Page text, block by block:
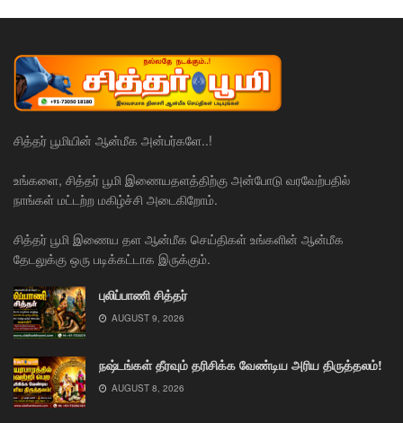
சித்தர் பூமியின் ஆன்மீக அன்பர்களே..!
உங்களை, சித்தர் பூமி இணையதளத்திற்கு அன்போடு வரவேற்பதில்
நாங்கள் மட்டற்ற மகிழ்ச்சி அடைகிறோம்.
சித்தர் பூமி இணைய தள ஆன்மீக செய்திகள் உங்களின் ஆன்மீக
தேடலுக்கு ஒரு படிக்கட்டாக இருக்கும்.
புலிப்பாணி சித்தர்
AUGUST 9, 2026
நஷ்டங்கள் தீரவும் தரிசிக்க வேண்டிய அரிய திருத்தலம்!
AUGUST 8, 2026